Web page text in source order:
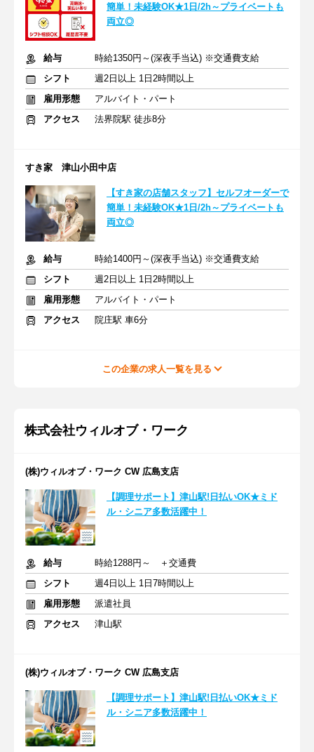
簡単！未経験OK★1日/2h～プライベートも
両立◎
給与
時給1350円～(深夜手当込) ※交通費支給
シフト
週2日以上 1日2時間以上
雇用形態
アルバイト・パート
アクセス
法界院駅 徒歩8分
すき家 津山小田中店
【すき家の店舗スタッフ】セルフオーダーで
簡単！未経験OK★1日/2h～プライベートも
両立◎
給与
時給1400円～(深夜手当込) ※交通費支給
シフト
週2日以上 1日2時間以上
雇用形態
アルバイト・パート
アクセス
院庄駅 車6分
この企業の求人一覧を見る
株式会社ウィルオブ・ワーク
(株)ウィルオブ・ワーク CW 広島支店
【調理サポート】津山駅!日払いOK★ミド
ル・シニア多数活躍中！
給与
時給1288円～ ＋交通費
シフト
週4日以上 1日7時間以上
雇用形態
派遣社員
アクセス
津山駅
(株)ウィルオブ・ワーク CW 広島支店
【調理サポート】津山駅!日払いOK★ミド
ル・シニア多数活躍中！